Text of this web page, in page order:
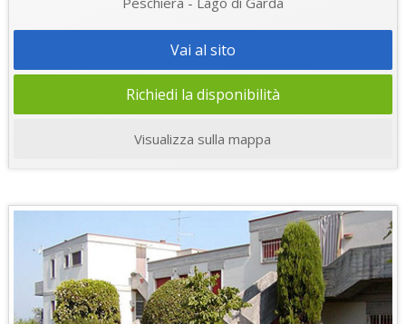
Vai al sito
Richiedi la disponibilità
Visualizza sulla mappa